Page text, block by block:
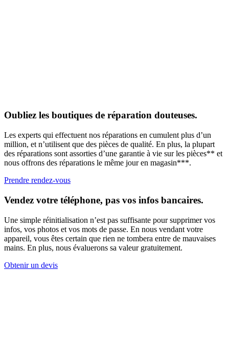
Oubliez les boutiques de réparation douteuses.
Les experts qui effectuent nos réparations en cumulent plus d’un
million, et n’utilisent que des pièces de qualité. En plus, la plupart
des réparations sont assorties d’une garantie à vie sur les pièces** et
nous offrons des réparations le même jour en magasin***.
Prendre rendez-vous
Vendez votre téléphone, pas vos infos bancaires.
Une simple réinitialisation n’est pas suffisante pour supprimer vos
infos, vos photos et vos mots de passe. En nous vendant votre
appareil, vous êtes certain que rien ne tombera entre de mauvaises
mains. En plus, nous évaluerons sa valeur gratuitement.
Obtenir un devis